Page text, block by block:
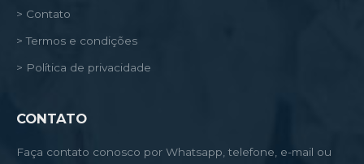
> Contato
> Termos e condições
> Política de privacidade
CONTATO
Faça contato conosco por Whatsapp, telefone, e-mail ou